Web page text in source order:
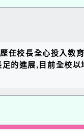
校長全心投入教
的進展,目前全校